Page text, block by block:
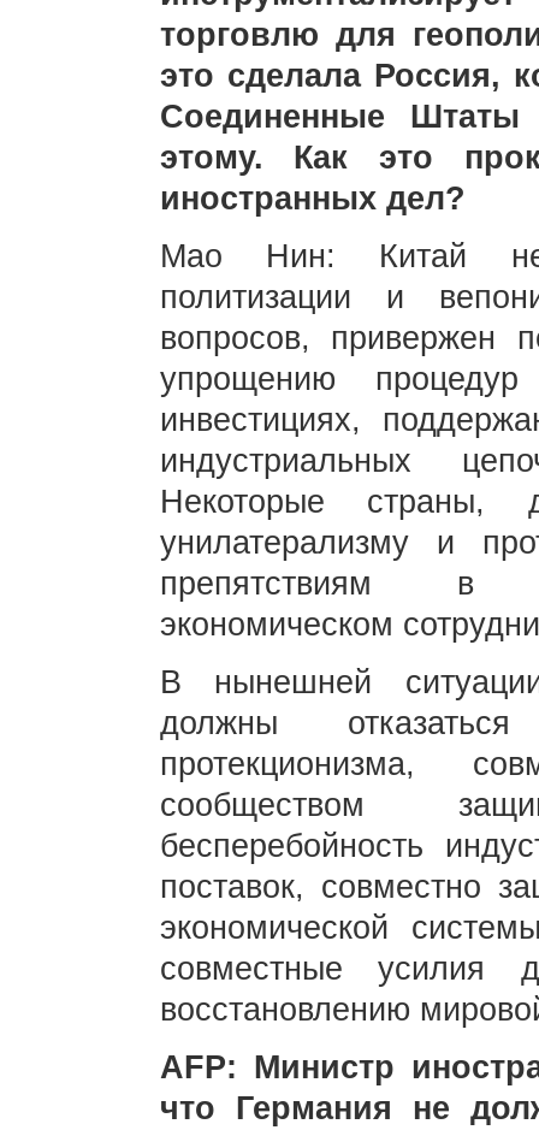
торговлю для
это сделала Россия,
Соединенные Штаты
этому. Как это
иностранных дел?
Мао Нин: Китай
политизации и
вопросов, привержен
упрощению
инвестициях,
индустриальных
Некоторые страны,
унилатерализму и
препятствиям в
экономическом
В нынешней
должны
протекционизма,
сообществом
бесперебойность
поставок, совместно
экономической
совместные усилия
восстановлению
AFP: Министр
что Германия не